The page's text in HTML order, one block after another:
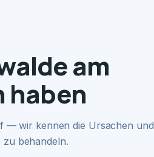
am
haben
— wir kennen die Ursachen und
behandeln.